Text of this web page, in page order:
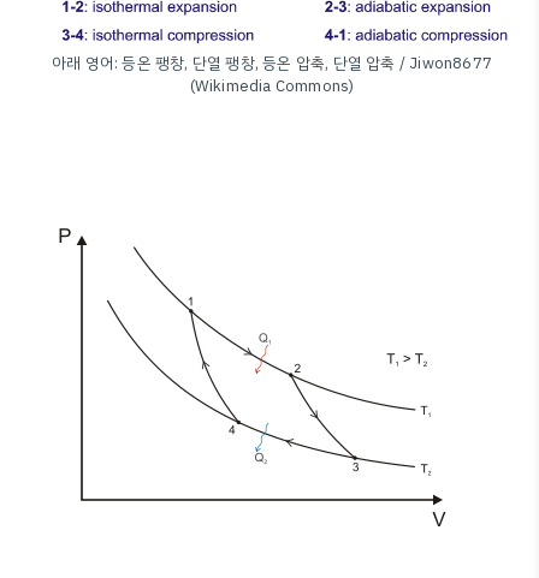
아래 영어: 등온 팽창, 단열 팽창, 등온 압축, 단열 압축 / Jiwon8677
(Wikimedia Commons)